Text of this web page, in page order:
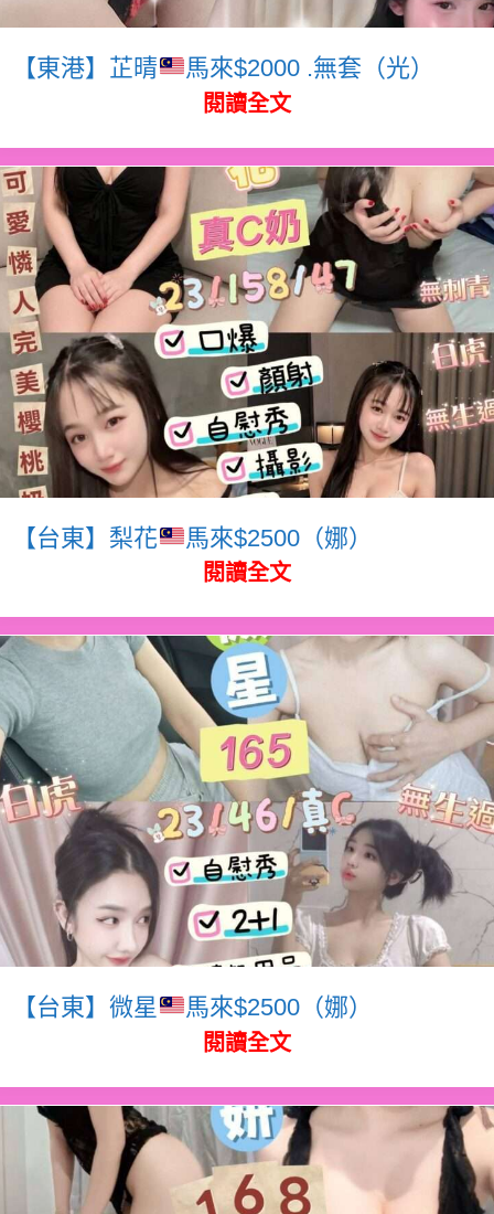
【東港】芷晴 馬來$2000 .無套（光）
閱讀全文
【台東】梨花 馬來$2500（娜）
閱讀全文
【台東】微星 馬來$2500（娜）
閱讀全文